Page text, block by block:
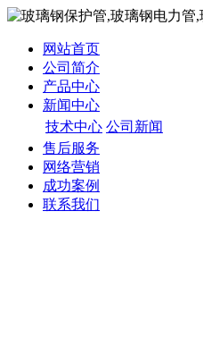
网站首页
公司简介
产品中心
新闻中心
技术中心 公司新闻
售后服务
网络营销
成功案例
联系我们